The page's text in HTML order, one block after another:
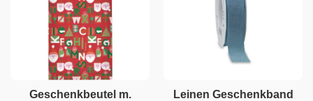
Geschenkbeutel m.
Leinen Geschenkband